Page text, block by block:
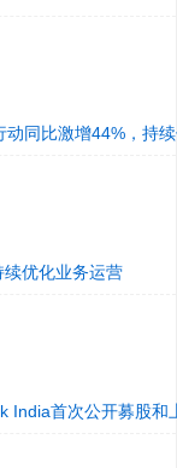
同比激增44%，持
优化业务运营
India首次公开募股和